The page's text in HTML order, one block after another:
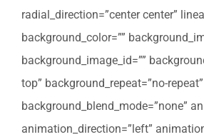
radial_direction=”center center”
background_color=””
background_image_id=””
top” background_repeat=”no-repeat”
background_blend_mode=”none”
animation_direction=”left”